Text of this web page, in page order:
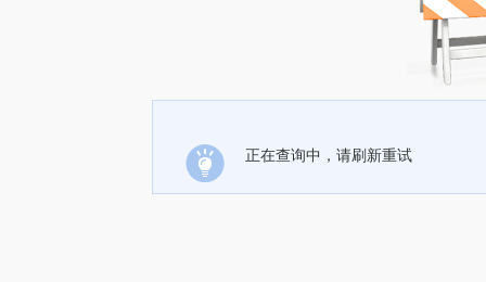
正在查询中，请刷新重试